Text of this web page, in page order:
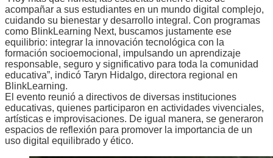
acompañar a sus estudiantes en un mundo digital complejo,
cuidando su bienestar y desarrollo integral. Con programas
como BlinkLearning Next, buscamos justamente ese
equilibrio: integrar la innovación tecnológica con la
formación socioemocional, impulsando un aprendizaje
responsable, seguro y significativo para toda la comunidad
educativa”, indicó Taryn Hidalgo, directora regional en
BlinkLearning.
El evento reunió a directivos de diversas instituciones
educativas, quienes participaron en actividades vivenciales,
artísticas e improvisaciones. De igual manera, se generaron
espacios de reflexión para promover la importancia de un
uso digital equilibrado y ético.